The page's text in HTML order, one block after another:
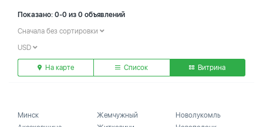
Показано: 0-0 из 0 объявлений
Сначала без сортировки
USD
На карте Список Витрина
Минск
Жемчужный
Новолукомль